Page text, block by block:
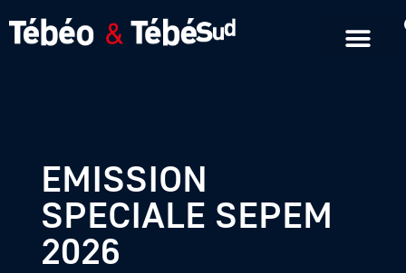
EMISSION
SPECIALE SEPEM
2026